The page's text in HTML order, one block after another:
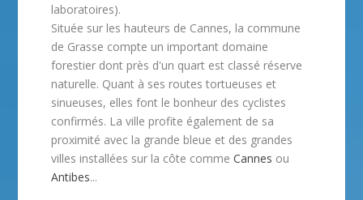
laboratoires).
Située sur les hauteurs de Cannes, la commune
de Grasse compte un important domaine
forestier dont près d'un quart est classé réserve
naturelle. Quant à ses routes tortueuses et
sinueuses, elles font le bonheur des cyclistes
confirmés. La ville profite également de sa
proximité avec la grande bleue et des grandes
villes installées sur la côte comme Cannes ou
Antibes...